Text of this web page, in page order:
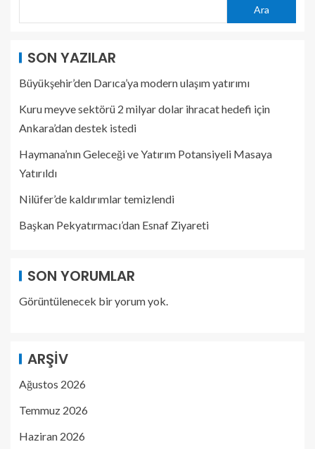
Ara
SON YAZILAR
Büyükşehir’den Darıca’ya modern ulaşım yatırımı
Kuru meyve sektörü 2 milyar dolar ihracat hedefi için
Ankara’dan destek istedi
Haymana’nın Geleceği ve Yatırım Potansiyeli Masaya
Yatırıldı
Nilüfer’de kaldırımlar temizlendi
Başkan Pekyatırmacı’dan Esnaf Ziyareti
SON YORUMLAR
Görüntülenecek bir yorum yok.
ARŞIV
Ağustos 2026
Temmuz 2026
Haziran 2026